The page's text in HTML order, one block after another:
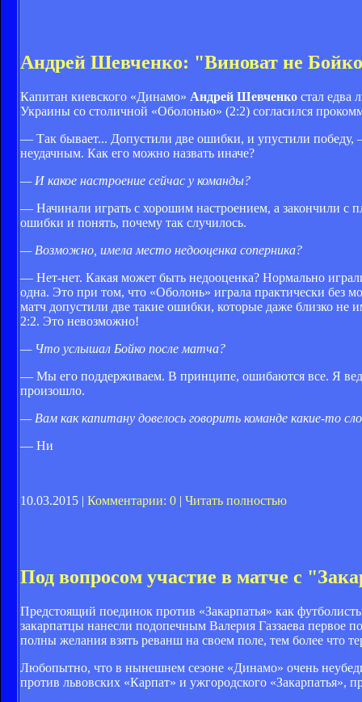
Андрей Шевченко: "Виноват не
Капитан киевского «Динамо» Андрей Шевченко стал едва
Украины со столичной «Оболонью» (2:2) согласился
— Так бывает... Допустили две ошибки, и упустили победу,
неудачным. Как его можно назвать иначе?
— И какое настроение сейчас у команды?
— Начинали играть с хорошим настроением, а закончили с
ошибки и понять, почему так случилось.
— Возможно, имела место недооценка соперника?
— Нет-нет. Какая может быть недооценка? Нормально
одна. Это при том, что «Оболонь» играла практически
матч допустили две такие ошибки, которые даже близко не
2:2. Это невозможно!
— Что услышал Бойко после матча?
— Мы его поддерживаем. В принципе, ошибаются все. Я
произошло.
— Вам как капитану довелось говорить команде какие-то
— Ни
10.03.2015 | Комментарии: 0 | Читать полностью
Под вопросом участие в матче с
Предстоящий поединок против «Закарпатья» как
закарпатцы нанесли подопечным Валерия Газзаева первое
полны желания взять реванш на своем поле, тем более что
Любопытно, что в нынешнем сезоне «Динамо» очень
против львовских «Карпат» и ужгородского